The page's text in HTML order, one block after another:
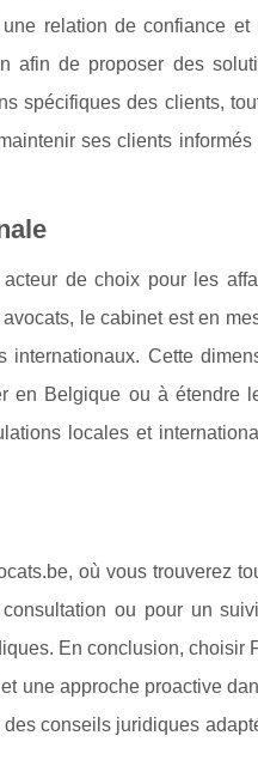
relation de confiance et
afin de proposer des
spécifiques des clients,
ses clients informés
de choix pour les
le cabinet est en
Cette
en Belgique ou à étendre
locales et
où vous trouverez
ou pour un
En conclusion, choisir
une approche proactive
conseils juridiques